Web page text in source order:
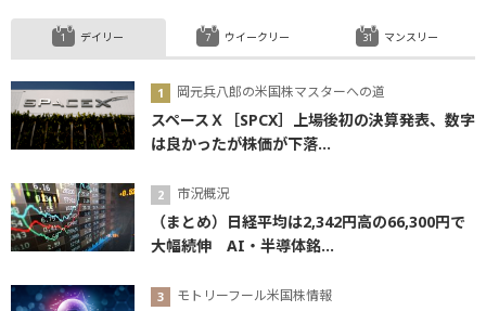
デイリー
岡元兵八郎の米国株マスターへの道
スペースＸ［SPCX］上場後初の決算発表、数字
は良かったが株価が下落...
市況概況
（まとめ）日経平均は2,342円高の66,300円で
大幅続伸 AI・半導体銘...
モトリーフール米国株情報
ウイークリー マンスリー